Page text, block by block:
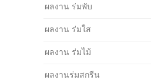
ผลงาน ร่มพับ
ผลงาน ร่มใส
ผลงาน ร่มไม้
ผลงานร่มสกรีน